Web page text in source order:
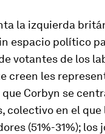
la izquierda
espacio político
votantes de los
creen les
Corbyn se
colectivo en el
(51%-31%); los